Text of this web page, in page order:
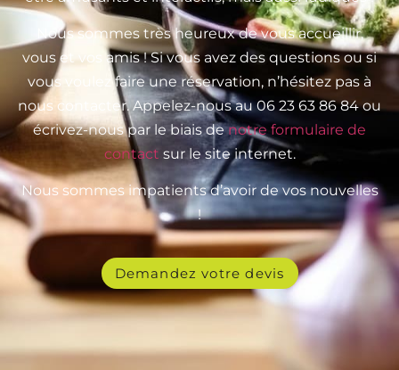
Nous sommes très heureux de vous accueillir,
vous et vos amis ! Si vous avez des questions ou si
vous voulez faire une réservation, n’hésitez pas à
nous contacter. Appelez-nous au 06 23 63 86 84 ou
écrivez-nous par le biais denotre formulaire de
contact sur le site internet.
Nous sommes impatients d’avoir de vos nouvelles
!
Demandez votre devis